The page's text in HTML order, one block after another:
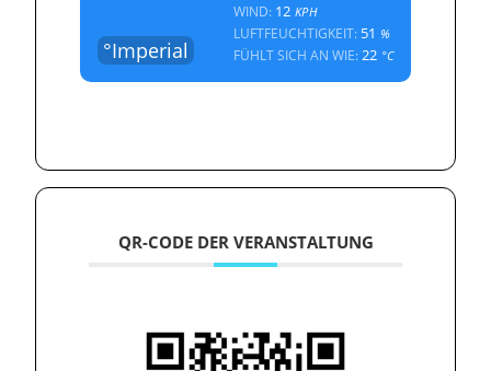
°Imperial
WIND: 12 KPH
LUFTFEUCHTIGKEIT: 51 %
FÜHLT SICH AN WIE:22 °C
QR-CODE DER VERANSTALTUNG